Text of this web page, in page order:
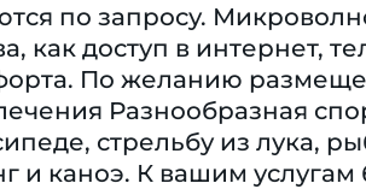
по запросу.
как доступ в интернет,
По желанию
Разнообразная
стрельбу из лука,
и каноэ. К вашим